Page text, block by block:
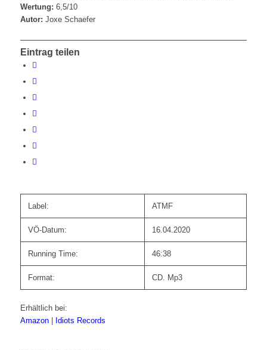
Wertung: 6,5/10
Autor: Joxe Schaefer
Eintrag teilen
Label: ATMF
VÖ-Datum: 16.04.2020
Running Time: 46:38
Format: CD. Mp3
Erhältlich bei:
Amazon
Idiots Records